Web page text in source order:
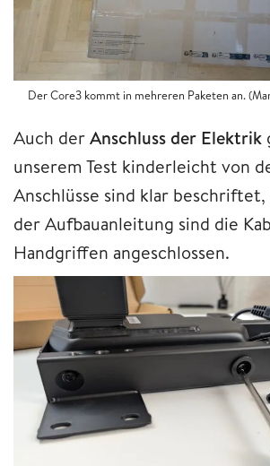
Der Core3 kommt in mehreren Paketen an.
Auch derAnschluss der Elektrik
unserem Test kinderleicht von
Anschlüsse sind klar
der Aufbauanleitung sind die
Handgriffen angeschlossen.